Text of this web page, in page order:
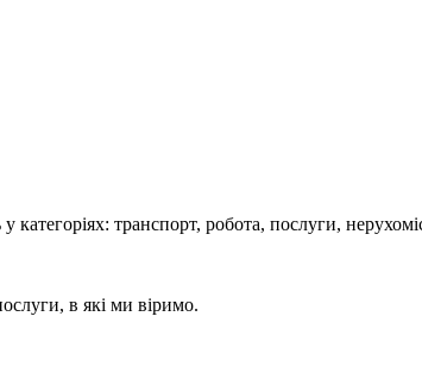
транспорт, робота, послуги,
в які ми віримо.